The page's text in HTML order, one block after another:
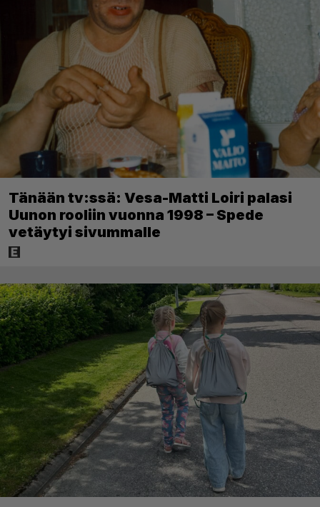
Tänään tv:ssä: Vesa-Matti Loiri palasi
Uunon rooliin vuonna 1998 – Spede
vetäytyi sivummalle